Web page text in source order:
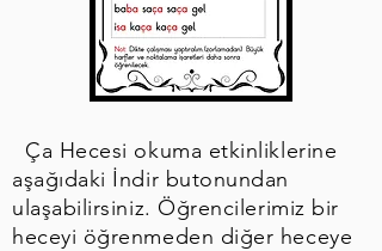
Ça Hecesi okuma etkinliklerine
aşağıdaki İndir butonundan
ulaşabilirsiniz. Öğrencilerimiz bir
heceyi öğrenmeden diğer heceye